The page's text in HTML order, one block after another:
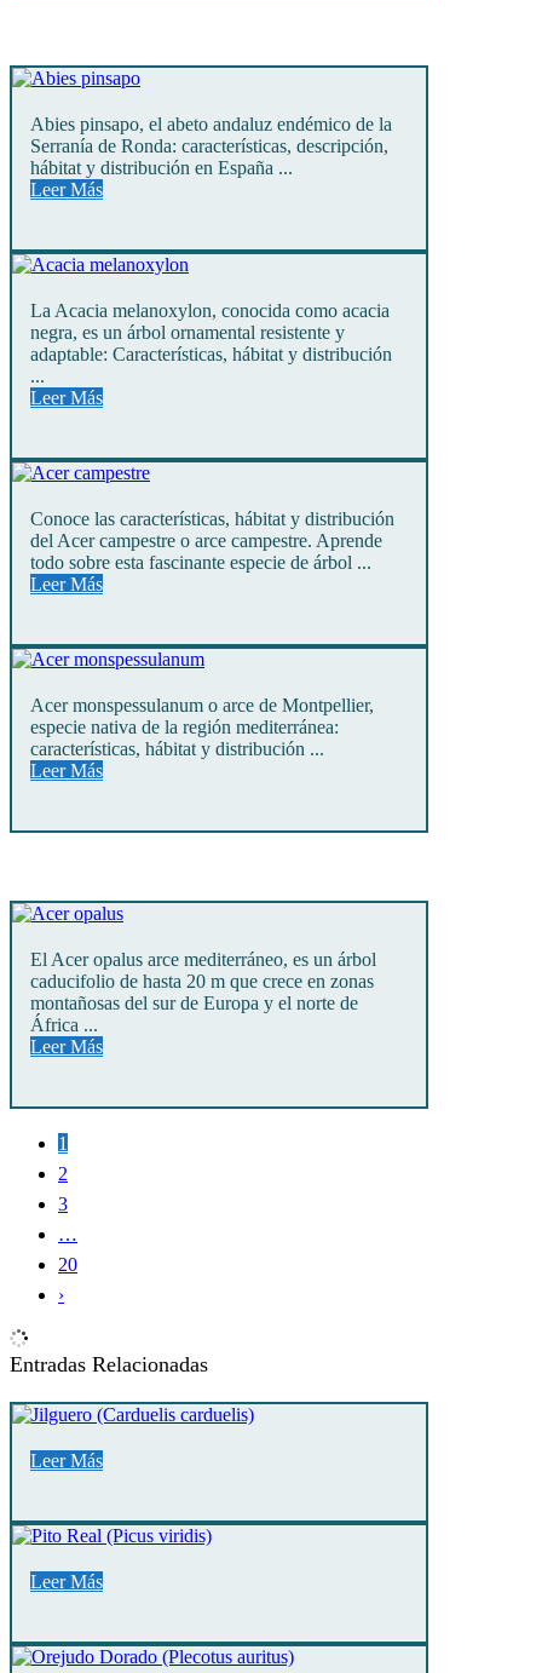
Abies pinsapo, el abeto andaluz endémico de la
Serranía de Ronda: características, descripción,
hábitat y distribución en España ...
Leer Más
La Acacia melanoxylon, conocida como acacia
negra, es un árbol ornamental resistente y
adaptable: Características, hábitat y distribución
...
Leer Más
Conoce las características, hábitat y distribución
del Acer campestre o arce campestre. Aprende
todo sobre esta fascinante especie de árbol ...
Leer Más
Acer monspessulanum o arce de Montpellier,
especie nativa de la región mediterránea:
características, hábitat y distribución ...
Leer Más
El Acer opalus arce mediterráneo, es un árbol
caducifolio de hasta 20 m que crece en zonas
montañosas del sur de Europa y el norte de
África ...
Leer Más
1
2
3
…
20
›
Entradas Relacionadas
Leer Más
Leer Más